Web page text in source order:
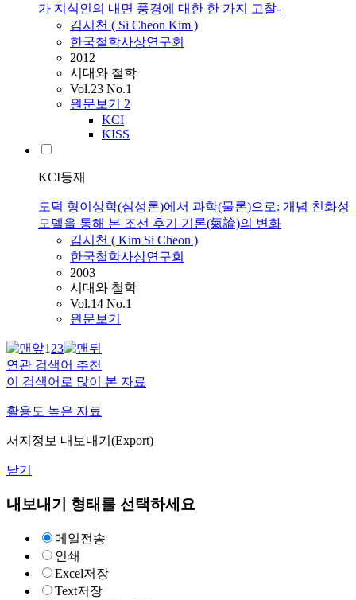
가 지식인의 내면 풍경에 대한 한 가지 고찰-
김시천 ( Si Cheon Kim )
한국철학사상연구회
2012
시대와 철학
Vol.23 No.1
원문보기 2
KCI
KISS
KCI등재
도덕 형이상학(심성론)에서 과학(물론)으로: 개념 친화성
모델을 통해 본 조선 후기 기론(氣論)의 변화
김시천 ( Kim Si Cheon )
한국철학사상연구회
2003
시대와 철학
Vol.14 No.1
원문보기
123
연관 검색어 추천
이 검색어로 많이 본 자료
활용도 높은 자료
서지정보 내보내기(Export)
닫기
내보내기 형태를 선택하세요
메일전송
인쇄
Excel저장
Text저장